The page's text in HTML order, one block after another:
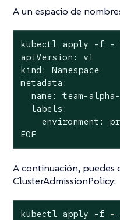
A un espacio de
kubectl apply -f -
apiVersion: v1
kind: Namespace
metadata:
name: team-
  labels:
environment:
EOF
A continuación, puedes
ClusterAdmissionPolicy:
kubectl apply -f -